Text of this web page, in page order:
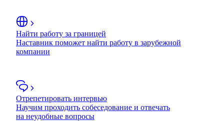
Найти работу за границей
Наставник поможет найти работу в зарубежной
компании
Отрепетировать интервью
Научим проходить собеседование и отвечать
на неудобные вопросы